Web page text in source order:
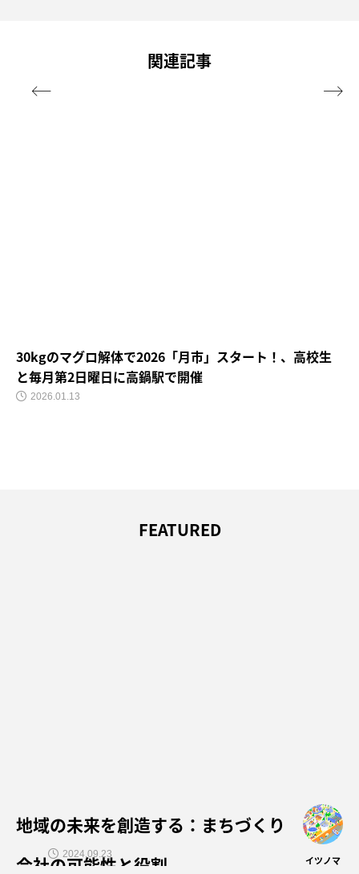
関連記事
30kgのマグロ解体で2026「月市」スタート！、高校生
と毎月第2日曜日に高鍋駅で開催
2026.01.13
 
FEATURED
地域の未来を創造する：まちづくり
会社の可能性と役割
イツノマ
2024.09.23